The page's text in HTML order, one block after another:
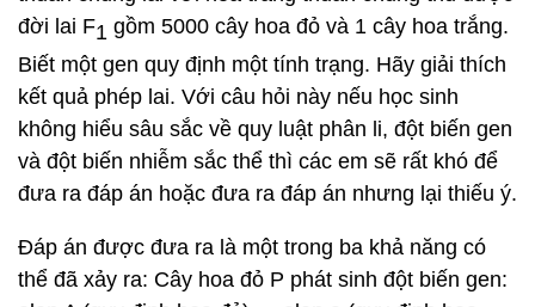
đời lai F1 gồm 5000 cây hoa đỏ và 1 cây hoa trắng.
Biết một gen quy định một tính trạng. Hãy giải thích
kết quả phép lai. Với câu hỏi này nếu học sinh
không hiểu sâu sắc về quy luật phân li, đột biến gen
và đột biến nhiễm sắc thể thì các em sẽ rất khó để
đưa ra đáp án hoặc đưa ra đáp án nhưng lại thiếu ý.
Đáp án được đưa ra là một trong ba khả năng có
thể đã xảy ra: Cây hoa đỏ P phát sinh đột biến gen: